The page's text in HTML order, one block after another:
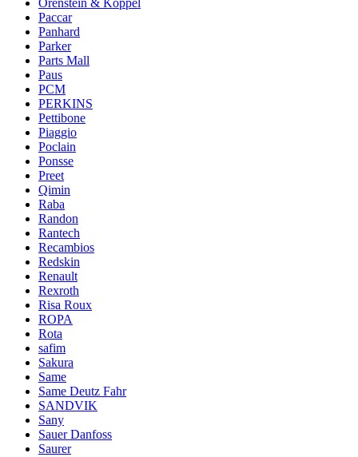
Orenstein & Koppel
Paccar
Panhard
Parker
Parts Mall
Paus
PCM
PERKINS
Pettibone
Piaggio
Poclain
Ponsse
Preet
Qimin
Raba
Randon
Rantech
Recambios
Redskin
Renault
Rexroth
Risa Roux
ROPA
Rota
safim
Sakura
Same
Same Deutz Fahr
SANDVIK
Sany
Sauer Danfoss
Saurer